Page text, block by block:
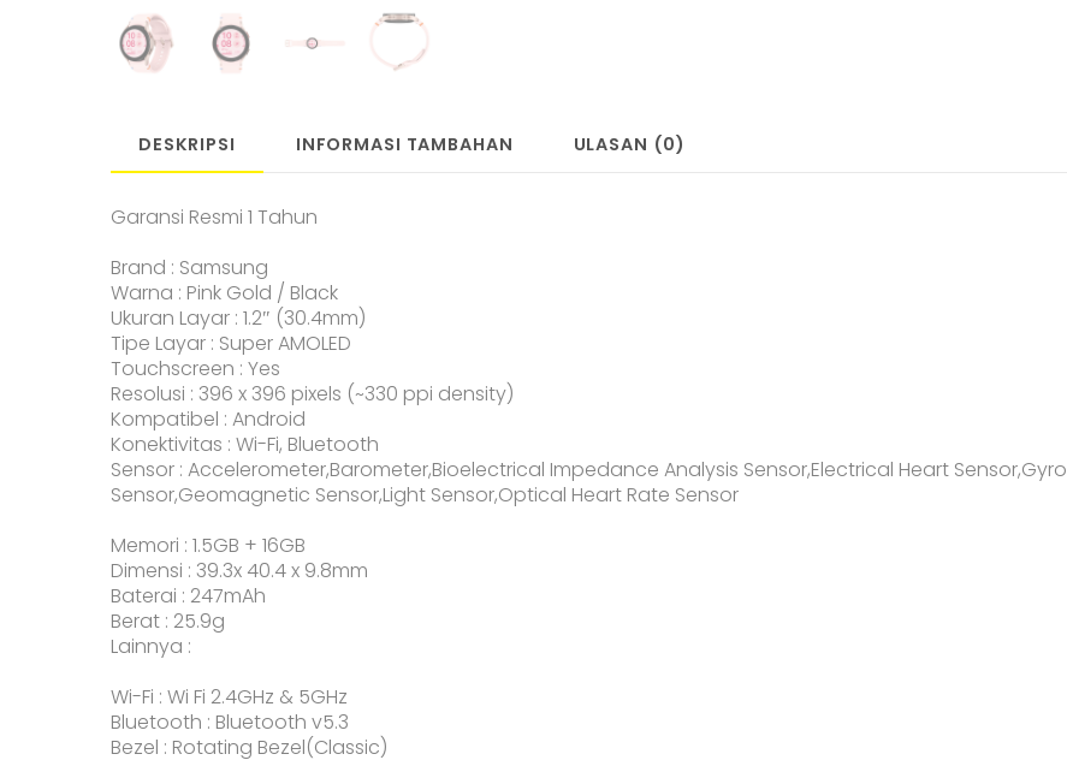
DESKRIPSI INFORMASI TAMBAHAN ULASAN (0)
Garansi Resmi 1 Tahun
Brand : Samsung
Warna : Pink Gold / Black
Ukuran Layar : 1.2″ (30.4mm)
Tipe Layar : Super AMOLED
Touchscreen : Yes
Resolusi : 396 x 396 pixels (~330 ppi density)
Kompatibel : Android
Konektivitas : Wi-Fi, Bluetooth
Sensor : Accelerometer,Barometer,Bioelectrical Impedance Analysis Sensor,Electrical Heart Sensor,Gyro
Sensor,Geomagnetic Sensor,Light Sensor,Optical Heart Rate Sensor
Memori : 1.5GB + 16GB
Dimensi : 39.3x 40.4 x 9.8mm
Baterai : 247mAh
Berat : 25.9g
Lainnya :
Wi-Fi : Wi Fi 2.4GHz & 5GHz
Bluetooth : Bluetooth v5.3
Bezel : Rotating Bezel(Classic)